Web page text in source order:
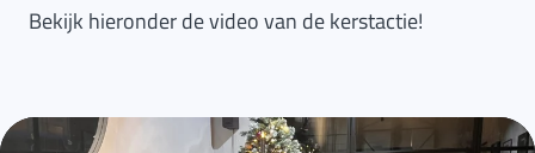
Bekijk hieronder de video van de kerstactie!